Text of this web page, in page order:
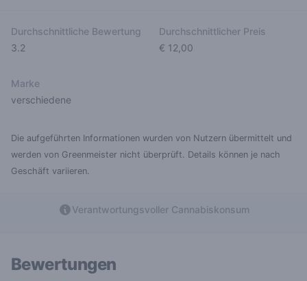
Durchschnittliche Bewertung
3.2
Durchschnittlicher Preis
€ 12,00
Marke
verschiedene
Die aufgeführten Informationen wurden von Nutzern übermittelt und
werden von Greenmeister nicht überprüft. Details können je nach
Geschäft variieren.
Verantwortungsvoller Cannabiskonsum
Bewertungen